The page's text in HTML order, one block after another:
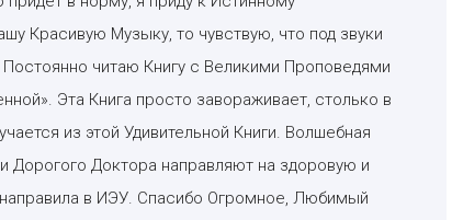
Красивую Музыку, то чувствую, что под звуки
читаю Книгу с Великими Проповедями
Эта Книга просто завораживает, столько в
из этой Удивительной Книги. Волшебная
Дорогого Доктора направляют на здоровую и
в ИЭУ. Спасибо Огромное, Любимый